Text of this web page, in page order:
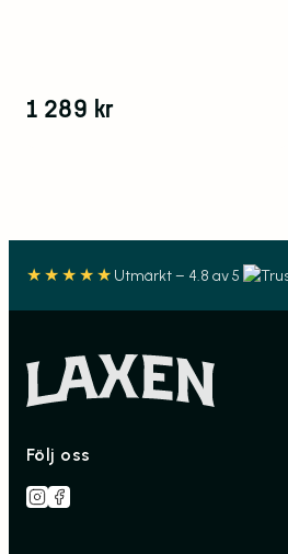
1 289 kr
★★★★★ Utmärkt – 4.8 av 5
Följ oss